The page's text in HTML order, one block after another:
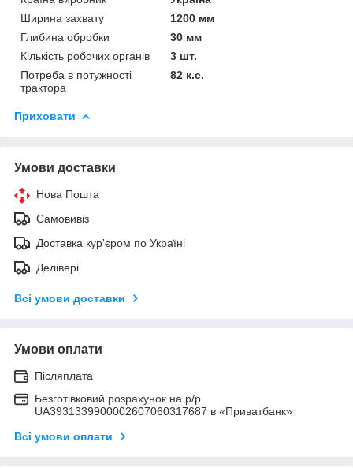
Ширина захвату
1200 мм
Глибина обробки
30 мм
Кількість робочих органів
3 шт.
Потреба в потужності
трактора
82 к.с.
Приховати
Умови доставки
Нова Пошта
Самовивіз
Доставка кур'єром по Україні
Делівері
Всі умови доставки
Умови оплати
Післяплата
Безготівковий розрахунок на р/р
UA3931339900002607060317687 в «Приватбанк»
Всі умови оплати